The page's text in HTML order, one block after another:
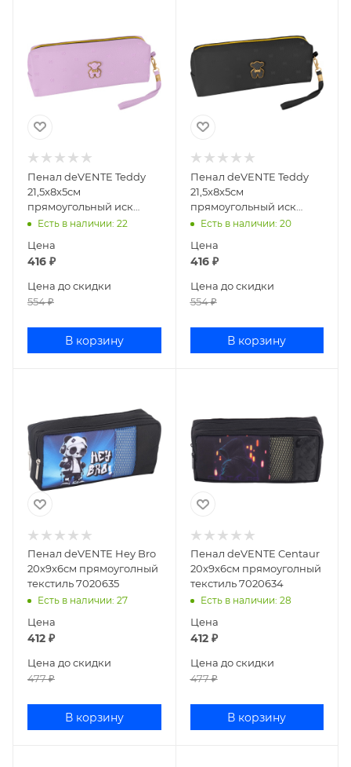
Пенал deVENTE Teddy
21,5x8x5см
прямоугольный иск
кожа сиреневый
Есть в наличии: 22
Цена
416 ₽
Цена до скидки
554₽
В корзину
Пенал deVENTE Teddy
21,5x8x5см
прямоугольный иск
кожа черный 7029585
Есть в наличии: 20
Цена
416₽
Цена до скидки
554₽
В корзину
Пенал deVENTE Hey Bro
20x9x6см прямоуголный
текстиль 7020635
Есть в наличии: 27
Цена
412 ₽
Цена до скидки
477₽
В корзину
Пенал deVENTE Centaur
20x9x6см прямоуголный
текстиль 7020634
Есть в наличии: 28
Цена
412₽
Цена до скидки
477₽
В корзину